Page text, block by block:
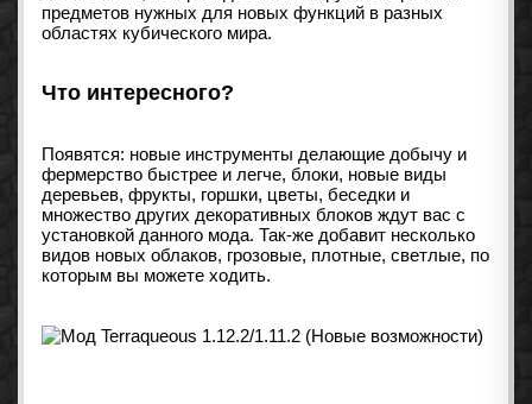
предметов нужных для новых функций в разных
областях кубического мира.
Что интересного?
Появятся: новые инструменты делающие добычу и
фермерство быстрее и легче, блоки, новые виды
деревьев, фрукты, горшки, цветы, беседки и
множество других декоративных блоков ждут вас с
установкой данного мода. Так-же добавит несколько
видов новых облаков, грозовые, плотные, светлые, по
которым вы можете ходить.